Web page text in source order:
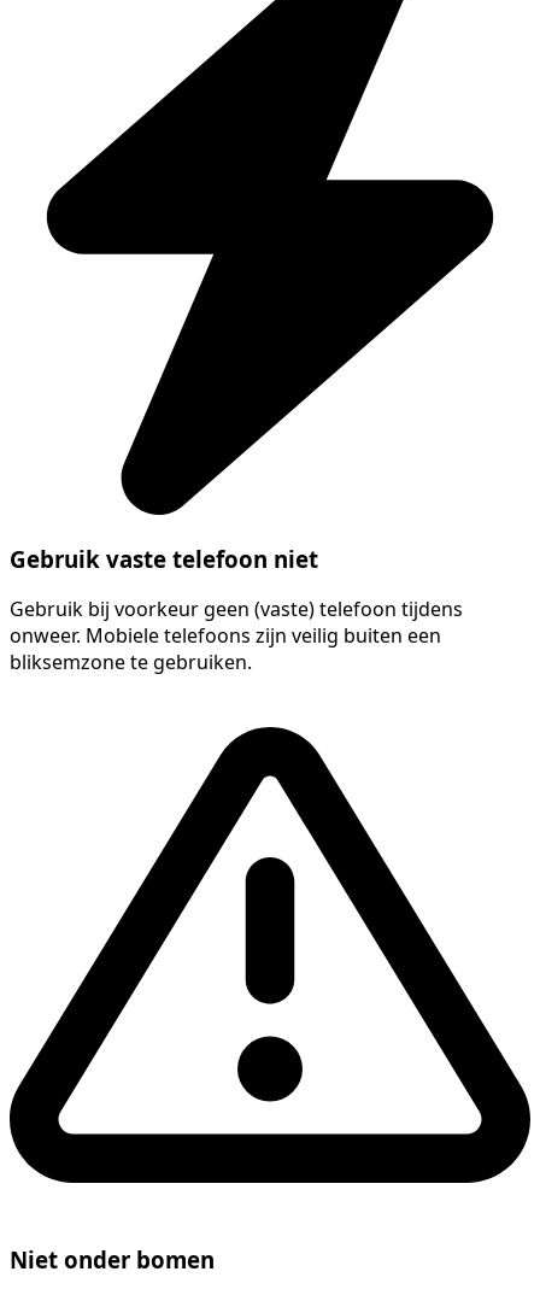
Gebruik vaste telefoon niet
Gebruik bij voorkeur geen (vaste) telefoon tijdens
onweer. Mobiele telefoons zijn veilig buiten een
bliksemzone te gebruiken.
Niet onder bomen